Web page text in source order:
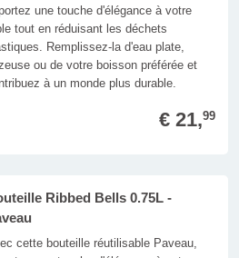
une touche d'élégance à votre
tout en réduisant les déchets
Remplissez-la d'eau plate,
ou de votre boisson préférée et
à un monde plus durable.
€ 21,99
Ribbed Bells 0.75L -
cette bouteille réutilisable Paveau,